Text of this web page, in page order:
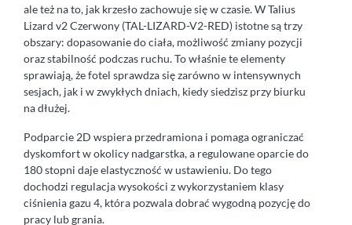
ale też na to, jak krzesło zachowuje się w czasie. W Talius
Lizard v2 Czerwony (TAL-LIZARD-V2-RED) istotne są trzy
obszary: dopasowanie do ciała, możliwość zmiany pozycji
oraz stabilność podczas ruchu. To właśnie te elementy
sprawiają, że fotel sprawdza się zarówno w intensywnych
sesjach, jak i w zwykłych dniach, kiedy siedzisz przy biurku
na dłużej.
Podparcie 2D wspiera przedramiona i pomaga ograniczać
dyskomfort w okolicy nadgarstka, a regulowane oparcie do
180 stopni daje elastyczność w ustawieniu. Do tego
dochodzi regulacja wysokości z wykorzystaniem klasy
ciśnienia gazu 4, która pozwala dobrać wygodną pozycję do
pracy lub grania.